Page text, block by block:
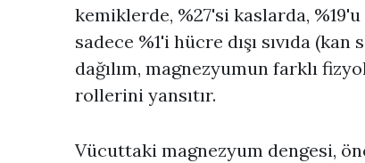
kemiklerde, %27'si kaslarda,
sadece %1'i hücre dışı sıvıda
dağılım, magnezyumun farklı
rollerini yansıtır.
Vücuttaki magnezyum dengesi,